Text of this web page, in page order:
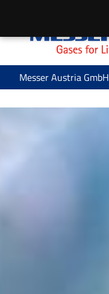
Messer Austria GmbH